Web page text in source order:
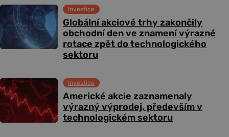
Globální akciové trhy zakončily
obchodní den ve znamení výrazné
rotace zpět do technologického
sektoru
Investice
Americké akcie zaznamenaly
výrazný výprodej, především v
technologickém sektoru
Investice